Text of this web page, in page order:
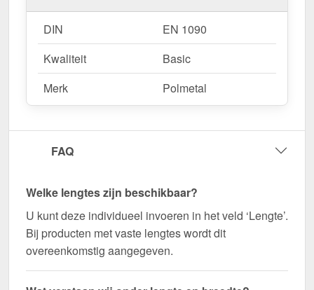
DIN
EN 1090
Kwaliteit
Basic
Merk
Polmetal
FAQ
Welke lengtes zijn beschikbaar?
U kunt deze individueel invoeren in het veld ‘Lengte’.
Bij producten met vaste lengtes wordt dit
overeenkomstig aangegeven.